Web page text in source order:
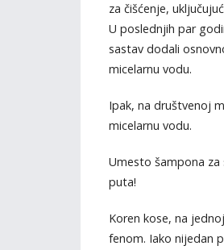
za čišćenje,
U poslednjih par
sastav dodali
micelarnu vodu.
Ipak, na društvenoj
micelarnu vodu.
Umesto šampona za
puta!
Koren kose, na
fenom. Iako nijedan